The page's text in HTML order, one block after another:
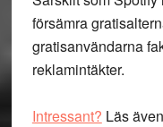
försämra
gratisanvändarna
reklamintäkter.
Intressant? Läs